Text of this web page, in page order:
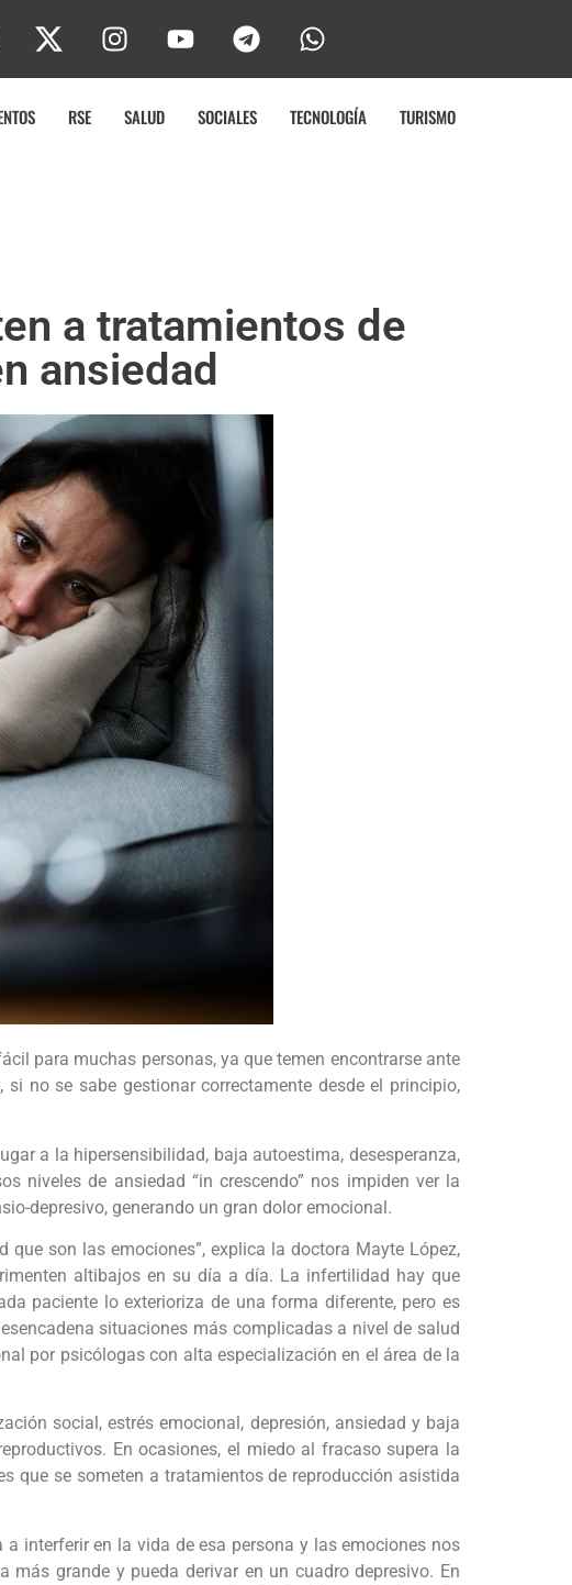
RSE SALUD SOCIALES TECNOLOGÍA TURISMO
a tratamientos de
ansiedad
para muchas personas, ya que temen encontrarse ante
no se sabe gestionar correctamente desde el principio,
a la hipersensibilidad, baja autoestima, desesperanza,
niveles de ansiedad “in crescendo” nos impiden ver la
depresivo, generando un gran dolor emocional.
son las emociones”, explica la doctora Mayte López,
altibajos en su día a día. La infertilidad hay que
paciente lo exterioriza de una forma diferente, pero es
situaciones más complicadas a nivel de salud
por psicólogas con alta especialización en el área de la
social, estrés emocional, depresión, ansiedad y baja
En ocasiones, el miedo al fracaso supera la
que se someten a tratamientos de reproducción asistida
interferir en la vida de esa persona y las emociones nos
más grande y pueda derivar en un cuadro depresivo. En